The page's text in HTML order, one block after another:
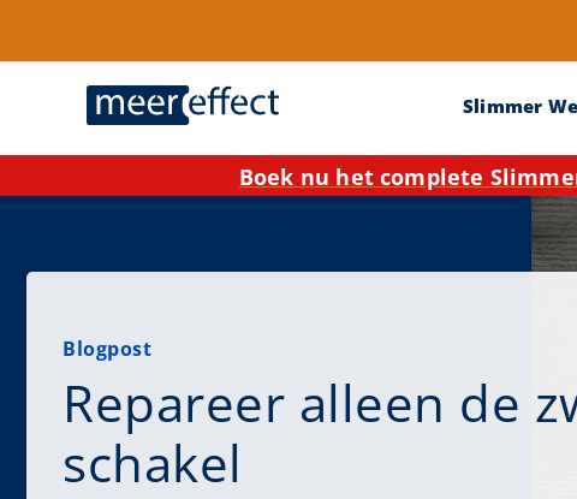
Slimmer
Boek nu het complete
Blogpost
Repareer alleen de
schakel